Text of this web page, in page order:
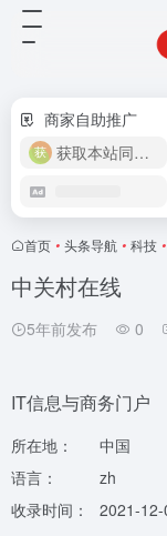
商家自助推广
获取本站同款主题
首页 • 头条导航 • 科技 •
中关村在线
5年前发布 0
IT信息与商务门户
所在地：
中国
语言：
zh
收录时间：
2021-12-